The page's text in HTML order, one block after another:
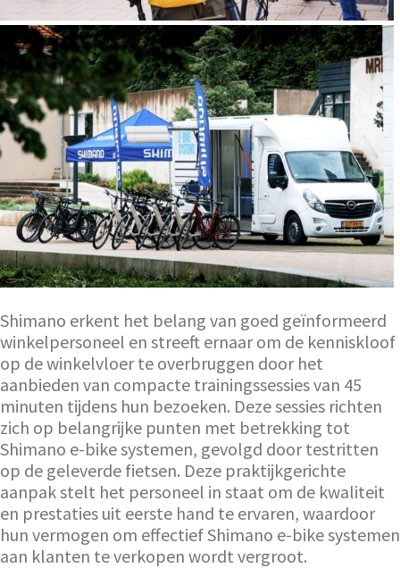
Shimano erkent het belang van goed geïnformeerd
winkelpersoneel en streeft ernaar om de kenniskloof
op de winkelvloer te overbruggen door het
aanbieden van compacte trainingssessies van 45
minuten tijdens hun bezoeken. Deze sessies richten
zich op belangrijke punten met betrekking tot
Shimano e-bike systemen, gevolgd door testritten
op de geleverde fietsen. Deze praktijkgerichte
aanpak stelt het personeel in staat om de kwaliteit
en prestaties uit eerste hand te ervaren, waardoor
hun vermogen om effectief Shimano e-bike systemen
aan klanten te verkopen wordt vergroot.